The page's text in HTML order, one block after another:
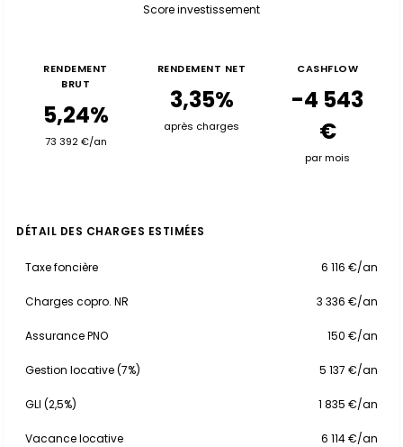
Score investissement
RENDEMENT
BRUT
5,24%
73 392 €/an
RENDEMENT NET
3,35%
après charges
CASHFLOW
-4 543
€
par mois
DÉTAIL DES CHARGES ESTIMÉES
Taxe foncière 6 116 €/an
Charges copro. NR 3 336 €/an
Assurance PNO 150 €/an
Gestion locative (7%) 5 137 €/an
GLI (2,5%) 1 835 €/an
Vacance locative 6 114 €/an